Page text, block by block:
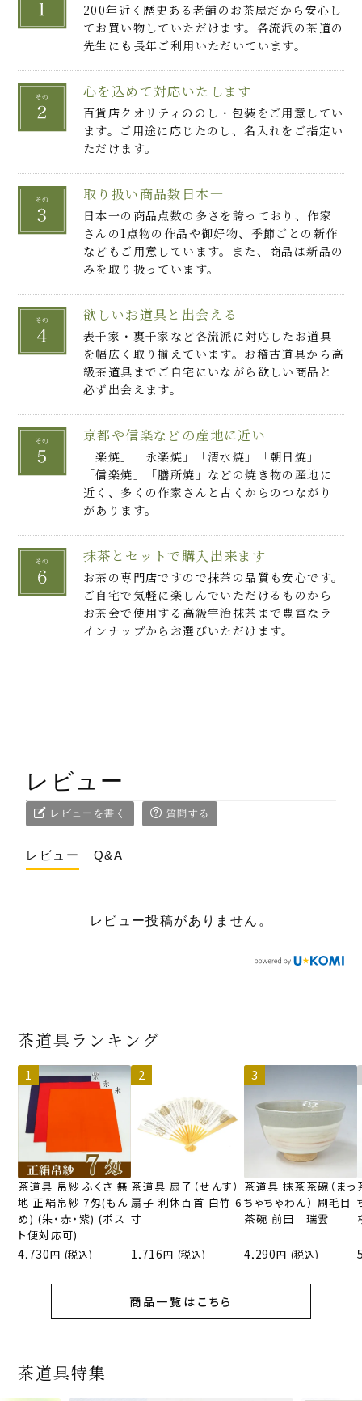
200年近く歴史ある老舗のお茶屋だから安心し
てお買い物していただけます。各流派の茶道の
先生にも長年ご利用いただいています。
心を込めて対応いたします
百貨店クオリティののし・包装をご用意してい
ます。ご用途に応じたのし、名入れをご指定い
ただけます。
取り扱い商品数日本一
日本一の商品点数の多さを誇っており、作家
さんの1点物の作品や御好物、季節ごとの新作
などもご用意しています。また、商品は新品の
みを取り扱っています。
欲しいお道具と出会える
表千家・裏千家など各流派に対応したお道具
を幅広く取り揃えています。お稽古道具から高
級茶道具までご自宅にいながら欲しい商品と
必ず出会えます。
京都や信楽などの産地に近い
「楽焼」「永楽焼」「清水焼」「朝日焼」
「信楽焼」「膳所焼」などの焼き物の産地に
近く、多くの作家さんと古くからのつながり
があります。
抹茶とセットで購入出来ます
お茶の専門店ですので抹茶の品質も安心です。
ご自宅で気軽に楽しんでいただけるものから
お茶会で使用する高級宇治抹茶まで豊富なラ
インナップからお選びいただけます。
レビュー
レビューを書く 質問する
レビュー Q&A
レビュー投稿がありません。
茶道具ランキング
茶道具 帛紗 ふくさ 無
地 正絹帛紗 7匁(もん
め) (朱・赤・紫) (ポス
ト便対応可)
4,730 (税込)
茶道具 扇子（せんす）
扇子 利休百首 白竹 6
寸
1,716 (税込)
茶道具 抹茶茶碗（まっ
ちゃちゃわん） 刷毛目
茶碗 前田 瑞雲
4,290 (税込)
商品一覧はこちら
茶道具特集